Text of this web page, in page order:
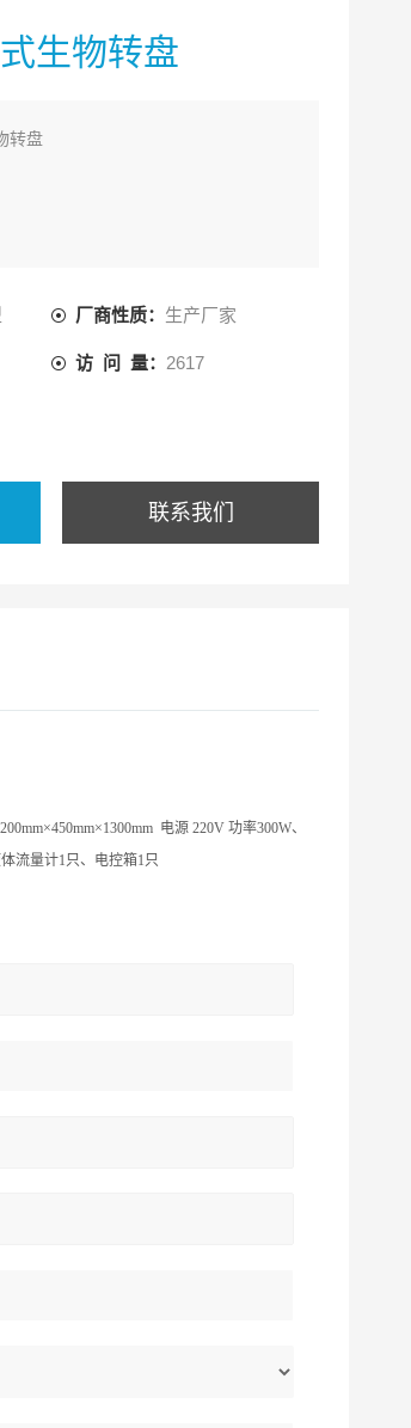
生物转盘
转盘
厂商性质： 生产厂家
访 问 量： 2617
联系我们
0mm×450mm×1300mm 电源 220V 功率300W、
流量计1只、电控箱1只